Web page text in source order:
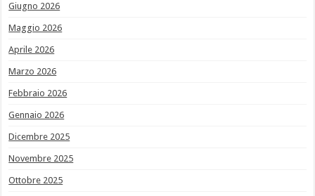
Giugno 2026
Maggio 2026
Aprile 2026
Marzo 2026
Febbraio 2026
Gennaio 2026
Dicembre 2025
Novembre 2025
Ottobre 2025